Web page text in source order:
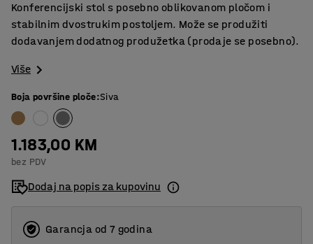
Konferencijski stol s posebno oblikovanom pločom i
stabilnim dvostrukim postoljem. Može se produžiti
dodavanjem dodatnog produžetka (prodaje se posebno).
Više
Boja površine ploče:Siva
1.183,00 KM
bez PDV
Dodaj na popis za kupovinu
Garancja od 7 godina